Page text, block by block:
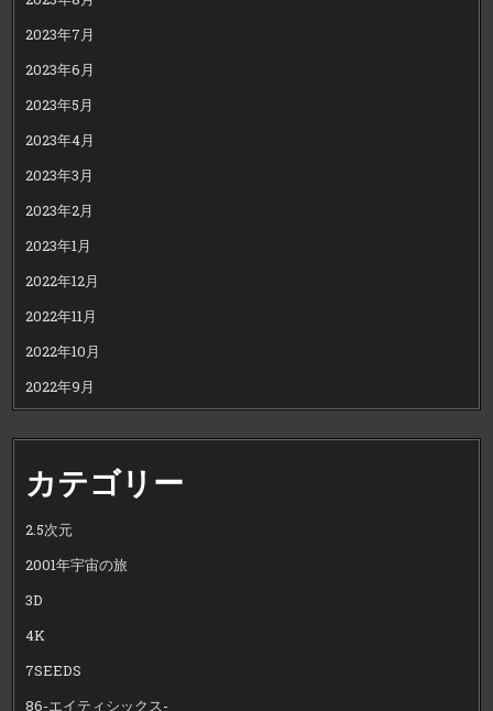
2023年7月
2023年6月
2023年5月
2023年4月
2023年3月
2023年2月
2023年1月
2022年12月
2022年11月
2022年10月
2022年9月
カテゴリー
2.5次元
2001年宇宙の旅
3D
4K
7SEEDS
86-エイティシックス-